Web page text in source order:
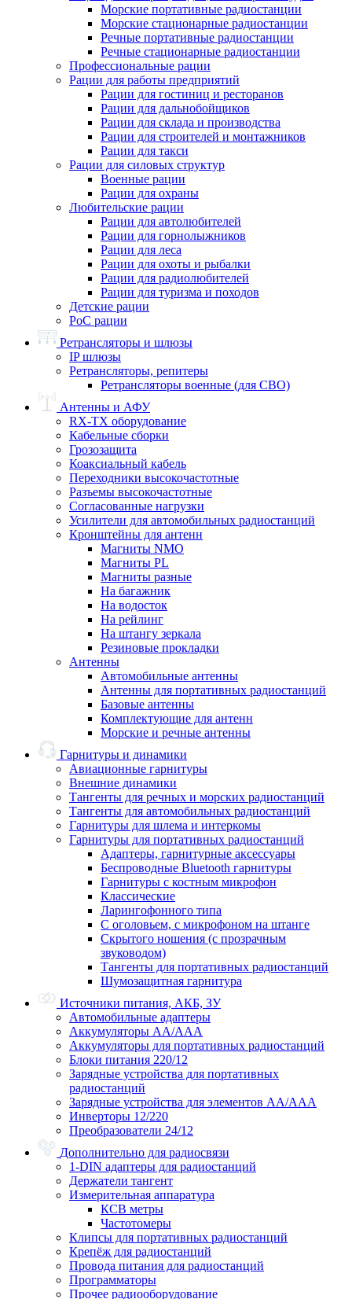
Морские портативные радиостанции
Морские стационарные радиостанции
Речные портативные радиостанции
Речные стационарные радиостанции
Профессиональные рации
Рации для работы предприятий
Рации для гостиниц и ресторанов
Рации для дальнобойщиков
Рации для склада и производства
Рации для строителей и монтажников
Рации для такси
Рации для силовых структур
Военные рации
Рации для охраны
Любительские рации
Рации для автолюбителей
Рации для горнолыжников
Рации для леса
Рации для охоты и рыбалки
Рации для радиолюбителей
Рации для туризма и походов
Детские рации
PoC рации
Ретрансляторы и шлюзы
IP шлюзы
Ретрансляторы, репитеры
Ретрансляторы военные (для СВО)
Антенны и АФУ
RX-TX оборудование
Кабельные сборки
Грозозащита
Коаксиальный кабель
Переходники высокочастотные
Разъемы высокочастотные
Согласованные нагрузки
Усилители для автомобильных радиостанций
Кронштейны для антенн
Магниты NMO
Магниты PL
Магниты разные
На багажник
На водосток
На рейлинг
На штангу зеркала
Резиновые прокладки
Антенны
Автомобильные антенны
Антенны для портативных радиостанций
Базовые антенны
Комплектующие для антенн
Морские и речные антенны
Гарнитуры и динамики
Авиационные гарнитуры
Внешние динамики
Тангенты для речных и морских радиостанций
Тангенты для автомобильных радиостанций
Гарнитуры для шлема и интеркомы
Гарнитуры для портативных радиостанций
Адаптеры, гарнитурные аксессуары
Беспроводные Bluetooth гарнитуры
Гарнитуры с костным микрофон
Классические
Ларингофонного типа
С оголовьем, с микрофоном на штанге
Скрытого ношения (с прозрачным
звуководом)
Тангенты для портативных радиостанций
Шумозащитная гарнитура
Источники питания, АКБ, ЗУ
Автомобильные адаптеры
Аккумуляторы АА/ААА
Аккумуляторы для портативных радиостанций
Блоки питания 220/12
Зарядные устройства для портативных
радиостанций
Зарядные устройства для элементов АА/ААА
Инверторы 12/220
Преобразователи 24/12
Дополнительно для радиосвязи
1-DIN адаптеры для радиостанций
Держатели тангент
Измерительная аппаратура
КСВ метры
Частотомеры
Клипсы для портативных радиостанций
Крепёж для радиостанций
Провода питания для радиостанций
Программаторы
Прочее радиооборудование